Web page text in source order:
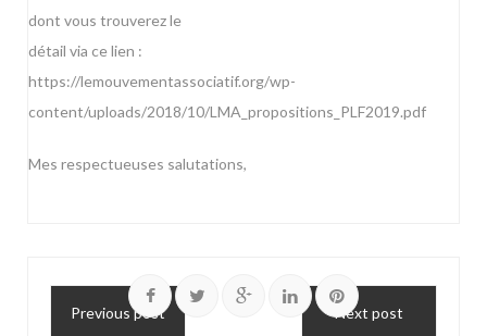
dont vous trouverez le
détail via ce lien :
https://lemouvementassociatif.org/wp-
content/uploads/2018/10/LMA_propositions_PLF2019.pdf
Mes respectueuses salutations,
Previous post Next post